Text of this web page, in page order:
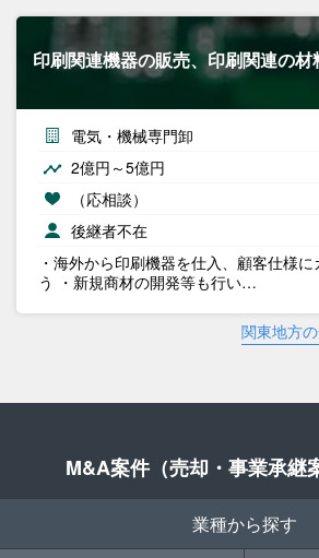
印刷関連機器の販売、印刷関連の材
電気・機械専門卸
2億円～5億円
（応相談）
後継者不在
・海外から印刷機器を仕入、顧客仕様
う ・新規商材の開発等も行い…
関東地方
M&A案件（売却・事業承継
業種から探す